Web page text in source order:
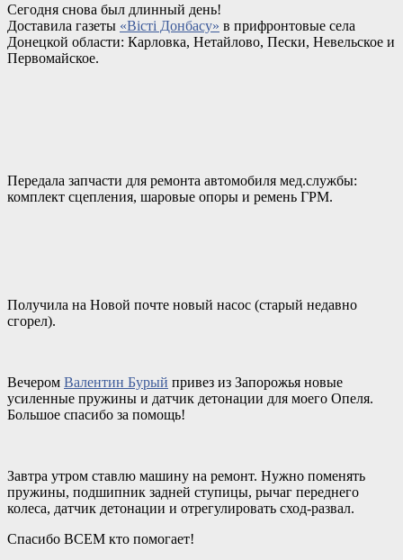
Сегодня снова был длинный день!
Доставила газеты «Вісті Донбасу» в прифронтовые села
Донецкой области: Карловка, Нетайлово, Пески, Невельское и
Первомайское.
Передала запчасти для ремонта автомобиля мед.службы:
комплект сцепления, шаровые опоры и ремень ГРМ.
Получила на Новой почте новый насос (старый недавно
сгорел).
Вечером Валентин Бурый привез из Запорожья новые
усиленные пружины и датчик детонации для моего Опеля.
Большое спасибо за помощь!
Завтра утром ставлю машину на ремонт. Нужно поменять
пружины, подшипник задней ступицы, рычаг переднего
колеса, датчик детонации и отрегулировать сход-развал.
Спасибо ВСЕМ кто помогает!